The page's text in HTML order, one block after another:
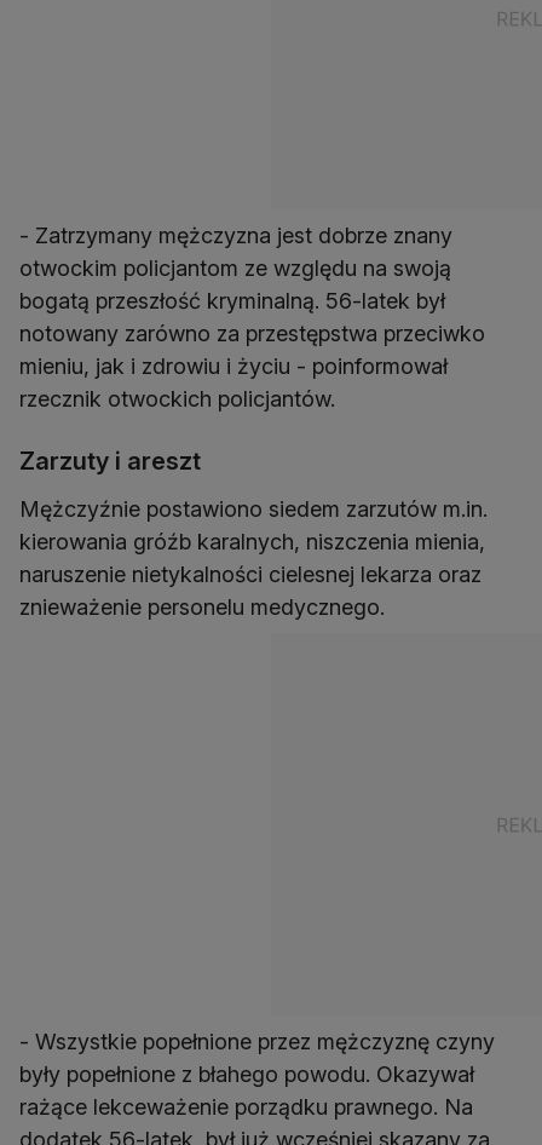
- Zatrzymany mężczyzna jest dobrze znany
otwockim policjantom ze względu na swoją
bogatą przeszłość kryminalną. 56-latek był
notowany zarówno za przestępstwa przeciwko
mieniu, jak i zdrowiu i życiu - poinformował
rzecznik otwockich policjantów.
Zarzuty i areszt
Mężczyźnie postawiono siedem zarzutów m.in.
kierowania gróźb karalnych, niszczenia mienia,
naruszenie nietykalności cielesnej lekarza oraz
znieważenie personelu medycznego.
- Wszystkie popełnione przez mężczyznę czyny
były popełnione z błahego powodu. Okazywał
rażące lekceważenie porządku prawnego. Na
dodatek 56-latek, był już wcześniej skazany za